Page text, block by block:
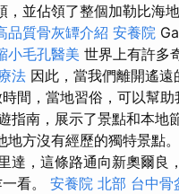
並佔領了整個加勒比海
品質骨灰罈介紹 安養院
小毛孔醫美 世界上有許多
法 因此，當我們離開遙
間，當地習俗，可以幫助
指南，展示了景點和本地
方沒有經歷的獨特景點。
達，這條路通向新奧爾良
看。 安養院 北部 台中骨